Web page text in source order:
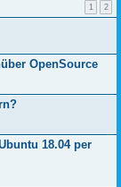
1 2
OpenSource
18.04 per